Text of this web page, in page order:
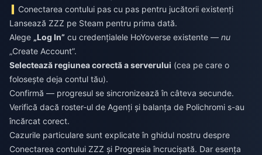
Conectarea contului pas cu pas pentru jucătorii existenți
Lansează ZZZ pe Steam pentru prima dată.
Alege „Log In” cu credențialele HoYoverse existente — nu
„Create Account”.
Selectează regiunea corectă a serverului (cea pe care o
folosește deja contul tău).
Confirmă — progresul se sincronizează în câteva secunde.
Verifică dacă roster-ul de Agenți și balanța de Polichromi s-au
încărcat corect.
Cazurile particulare sunt explicate în ghidul nostru despre
Conectarea contului ZZZ și Progresia încrucișată. Dar esența